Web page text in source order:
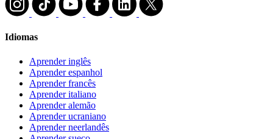
Idiomas
Aprender inglês
Aprender espanhol
Aprender francês
Aprender italiano
Aprender alemão
Aprender ucraniano
Aprender neerlandês